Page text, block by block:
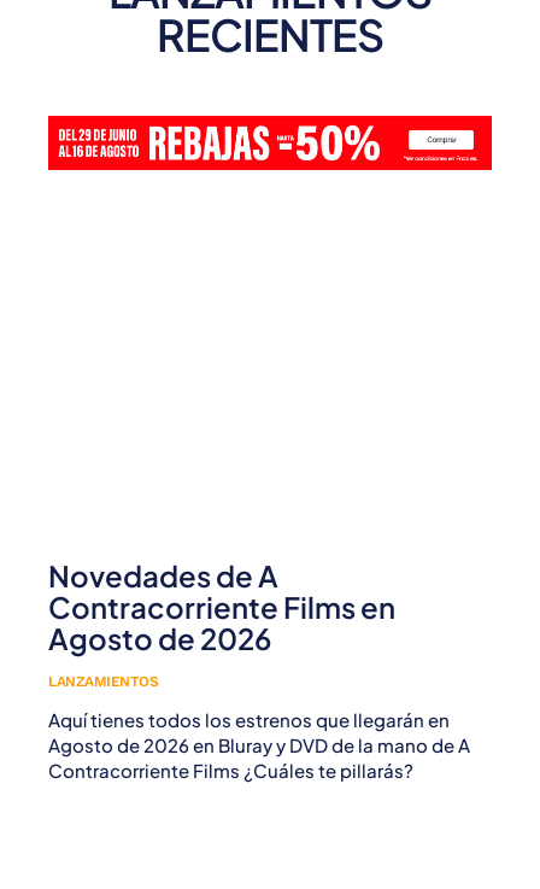
RECIENTES
Novedades de A
Contracorriente Films en
Agosto de 2026
LANZAMIENTOS
Aquí tienes todos los estrenos que llegarán en
Agosto de 2026 en Bluray y DVD de la mano de A
Contracorriente Films ¿Cuáles te pillarás?